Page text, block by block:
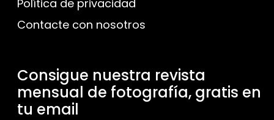
Política de privacidad
Contacte con nosotros
Consigue nuestra revista
mensual de fotografía, gratis en
tu email